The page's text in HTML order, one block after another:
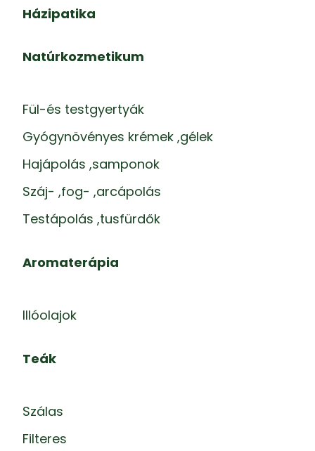
Házipatika
Natúrkozmetikum
Fül-és testgyertyák
Gyógynövényes krémek ,gélek
Hajápolás ,samponok
Száj- ,fog- ,arcápolás
Testápolás ,tusfürdők
Aromaterápia
Illóolajok
Teák
Szálas
Filteres